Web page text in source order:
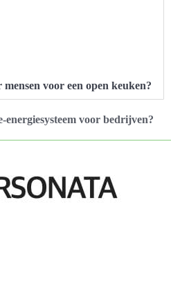
voor een open keuken?
energiesysteem voor bedrijven?